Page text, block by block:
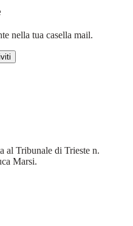
nella tua casella mail.
al Tribunale di Trieste n.
Marsi.